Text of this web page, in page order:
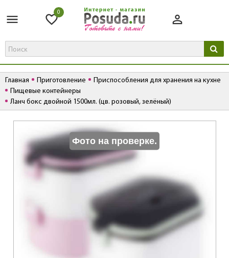
0
Главная Приготовление
Приспособления для хранения на кухне
Пищевые контейнеры
Ланч бокс двойной 1500мл. (цв. розовый, зелёный)
Фото на проверке.